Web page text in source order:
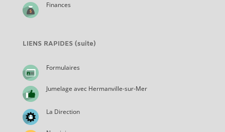
Finances
LIENS RAPIDES (suite)
Formulaires
Jumelage avec Hermanville-sur-Mer
La Direction